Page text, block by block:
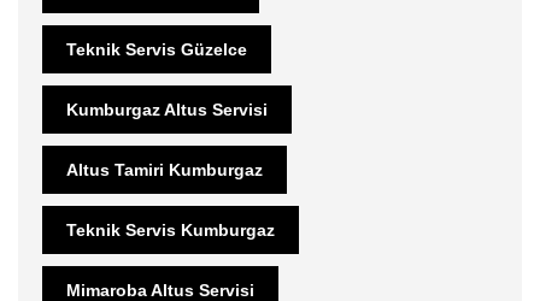
Teknik Servis Güzelce
Kumburgaz Altus Servisi
Altus Tamiri Kumburgaz
Teknik Servis Kumburgaz
Mimaroba Altus Servisi